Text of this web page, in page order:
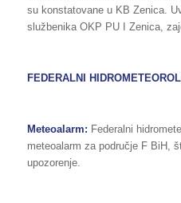
su konstatovane u KB Zenica.
službenika OKP PU I Zenica,
FEDERALNI
Meteoalarm: Federalni
meteoalarm za područje F BiH,
upozorenje.